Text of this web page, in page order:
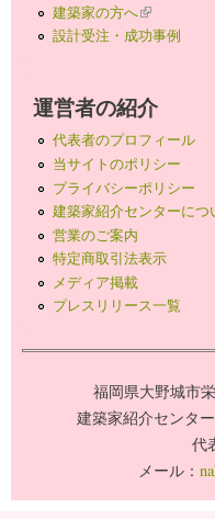
建築家の方へ(link is
設計受注・成功事例
運営者の紹介
代表者のプロフィール
当サイトのポリシー
プライバシーポリシー
建築家紹介センターにつ
営業のご案内
特定商取引法表示
メディア掲載
プレスリリース一覧
福岡県大野城市
建築家紹介センタ
代
メール：